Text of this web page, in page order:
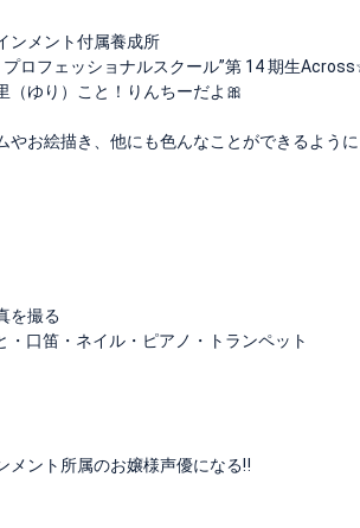
ンメント付属養成所
プロフェッショナルスクール”第 14 期生
（ゆり）こと！りんちーだよ🎀
やお絵描き、他にも色んなことができるよう
を撮る
口笛・ネイル・ピアノ・トランペット
メント所属のお嬢様声優になる‼️